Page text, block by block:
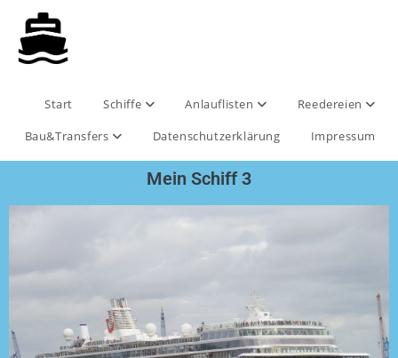
Start Schiffe Anlauflisten
Reedereien
Bau&Transfers
Datenschutzerklärung Impressum
Mein Schiff 3